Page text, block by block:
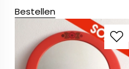
Bestellen